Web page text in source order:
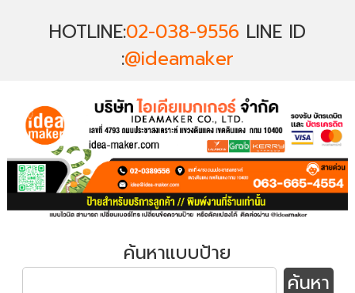
HOTLINE:02-038-9556 LINE ID
:@ideamaker
ค้นหาแบบป้าย